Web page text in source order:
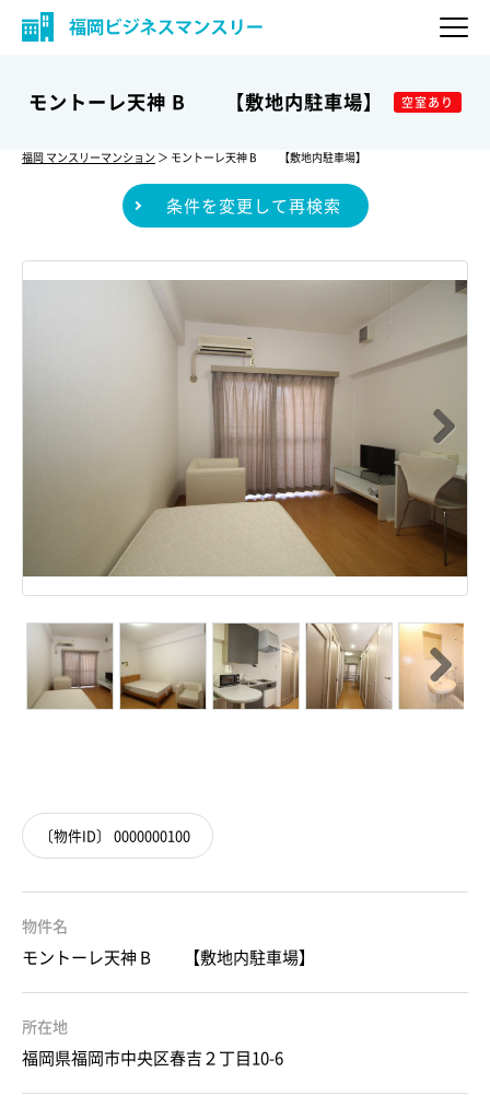
モントーレ天神 B 【敷地内駐車場】 空室あり
福岡 マンスリーマンション ＞ モントーレ天神 B 【敷地内駐車場】
条件を変更して再検索
Next
Next
〔物件ID〕 0000000100
物件名
モントーレ天神 B 【敷地内駐車場】
所在地
福岡県福岡市中央区春吉２丁目10-6